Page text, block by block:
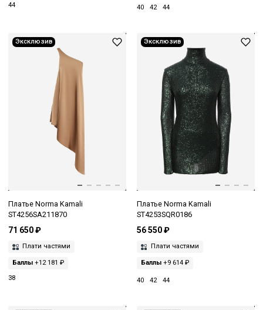
44
40 42 44
Эксклюзив
Платье Norma Kamali
ST4256SA211870
71 650 ₽
Плати частями
Баллы +12 181 ₽
38
Эксклюзив
Платье Norma Kamali
ST4253SQR0186
56 550 ₽
Плати частями
Баллы+9 614 ₽
40 42 44